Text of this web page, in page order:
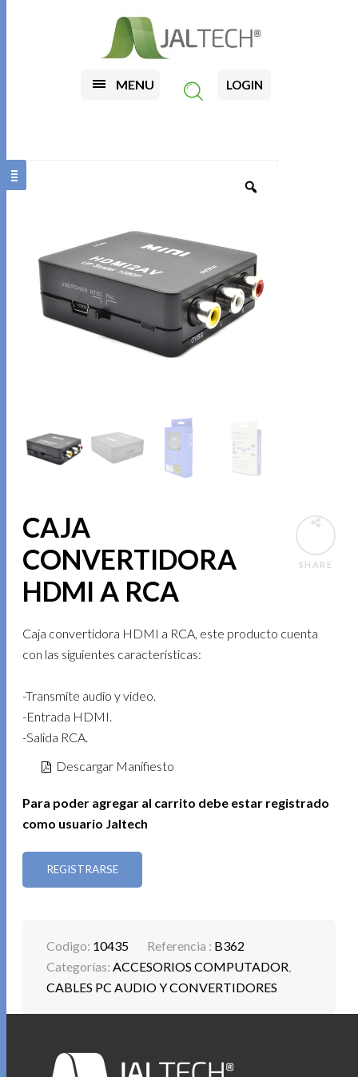
MENU LOGIN
SHARE
CAJA
CONVERTIDORA
HDMI A RCA
Caja convertidora HDMI a RCA, este producto cuenta
con las siguientes características:
-Transmite audio y video.
-Entrada HDMI.
-Salida RCA.
Descargar Manifiesto
Para poder agregar al carrito debe estar registrado
como usuario Jaltech
REGISTRARSE
Codigo: 10435 Referencia : B362
Categorías:ACCESORIOS COMPUTADOR,
CABLES PC AUDIO Y CONVERTIDORES